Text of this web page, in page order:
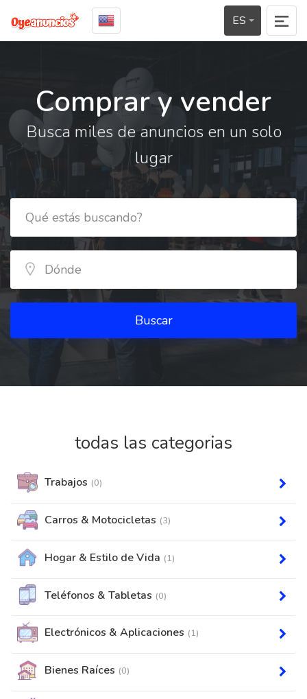
ES
Comprar y vender
Busca miles de anuncios en un solo
lugar
Buscar
todas las categorias
Trabajos (0)
Carros & Motocicletas (3)
Hogar & Estilo de Vida (1)
Teléfonos & Tabletas (0)
Electrónicos & Aplicaciones (1)
Bienes Raíces (0)